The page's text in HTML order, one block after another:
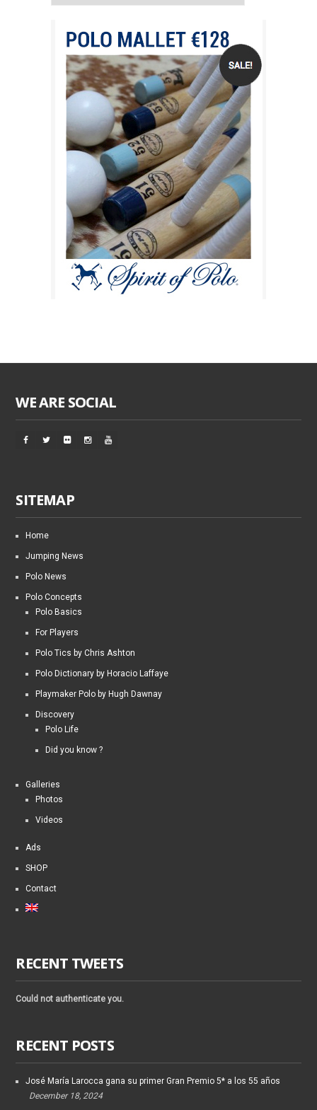
WE ARE SOCIAL
SITEMAP
Home
Jumping News
Polo News
Polo Concepts
Polo Basics
For Players
Polo Tics by Chris Ashton
Polo Dictionary by Horacio Laffaye
Playmaker Polo by Hugh Dawnay
Discovery
Polo Life
Did you know ?
Galleries
Photos
Videos
Ads
SHOP
Contact
RECENT TWEETS
Could not authenticate you.
RECENT POSTS
José María Larocca gana su primer Gran Premio 5* a los 55 años
December 18, 2024